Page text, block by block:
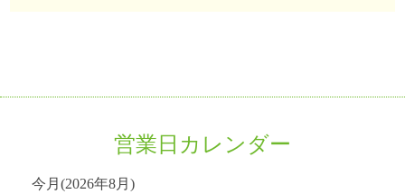
営業日カレンダー
今月(2026年8月)